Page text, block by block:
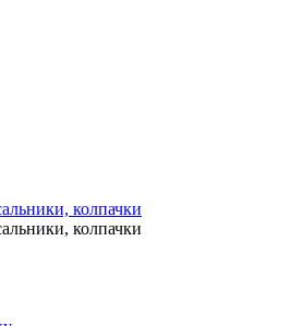
колпачки
колпачки